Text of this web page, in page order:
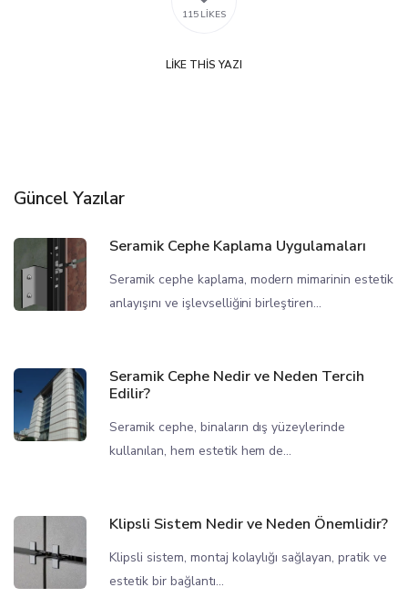
115 LIKES
LIKE THIS YAZI
Güncel Yazılar
Seramik Cephe Kaplama Uygulamaları
Seramik cephe kaplama, modern mimarinin estetik
anlayışını ve işlevselliğini birleştiren...
Seramik Cephe Nedir ve Neden Tercih
Edilir?
Seramik cephe, binaların dış yüzeylerinde
kullanılan, hem estetik hem de...
Klipsli Sistem Nedir ve Neden Önemlidir?
Klipsli sistem, montaj kolaylığı sağlayan, pratik ve
estetik bir bağlantı...